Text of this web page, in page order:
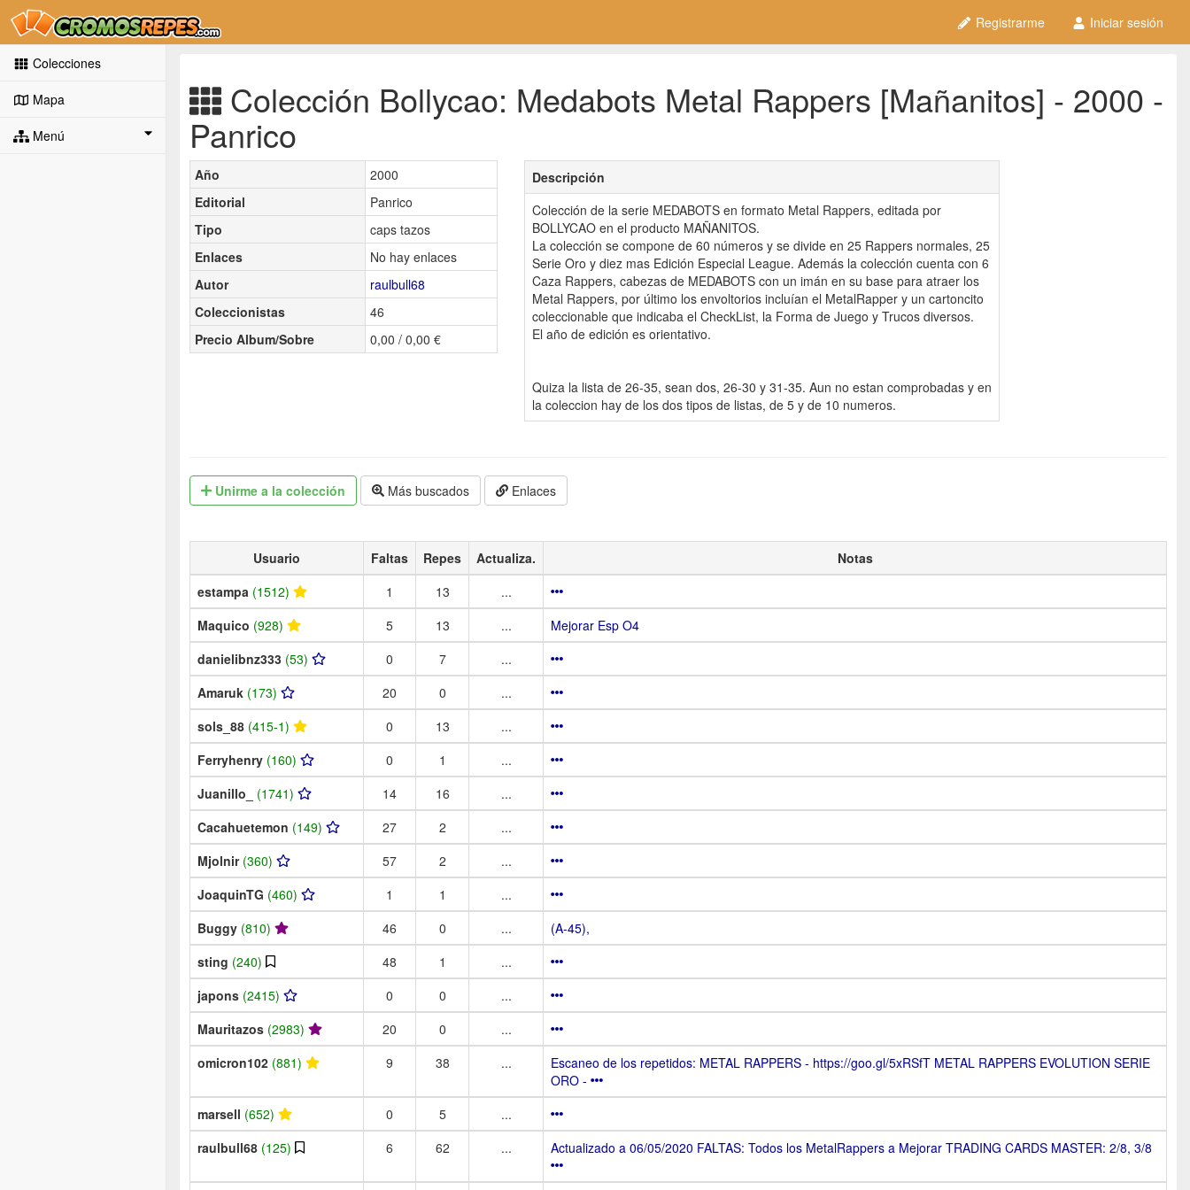
Registrarme Iniciar sesión
Colecciones
Mapa
Menú
Colección Bollycao: Medabots Metal Rappers [Mañanitos] - 2000 -
Panrico
Año
2000
Editorial
Panrico
Tipo
caps tazos
Enlaces
No hay enlaces
Autor
raulbull68
Coleccionistas
46
Precio Album/Sobre
0,00 / 0,00 €
Descripción
Colección de la serie MEDABOTS en formato Metal Rappers, editada por
BOLLYCAO en el producto MAÑANITOS.
La colección se compone de 60 números y se divide en 25 Rappers normales, 25
Serie Oro y diez mas Edición Especial League. Además la colección cuenta con 6
Caza Rappers, cabezas de MEDABOTS con un imán en su base para atraer los
Metal Rappers, por último los envoltorios incluían el MetalRapper y un cartoncito
coleccionable que indicaba el CheckList, la Forma de Juego y Trucos diversos.
El año de edición es orientativo.
Quiza la lista de 26-35, sean dos, 26-30 y 31-35. Aun no estan comprobadas y en
la coleccion hay de los dos tipos de listas, de 5 y de 10 numeros.
Unirme a la colección Más buscados Enlaces
Usuario Faltas Repes Actualiza.
Notas
estampa (1512) 1 13
...
Maquico (928) 5 13 ...
Mejorar Esp O4
danielibnz333 (53) 0 7
...
Amaruk (173) 20 0
...
sols_88 (415-1) 0 13
...
Ferryhenry (160) 0 1
...
Juanillo_ (1741) 14 16
...
Cacahuetemon (149) 27 2
...
Mjolnir (360) 57 2
...
JoaquinTG (460) 1 1
...
Buggy (810) 46 0 ...
(A-45),
sting (240) 48 1
...
japons (2415) 0 0
...
Mauritazos (2983) 20 0
...
omicron102 (881) 9 38 ...
Escaneo de los repetidos: METAL RAPPERS - https://goo.gl/5xRSfT METAL RAPPERS EVOLUTION SERIE
ORO -
marsell (652) 0 5
...
raulbull68 (125) 6 62 ... Actualizado a 06/05/2020 FALTAS: Todos los MetalRappers a Mejorar TRADING CARDS MASTER: 2/8, 3/8